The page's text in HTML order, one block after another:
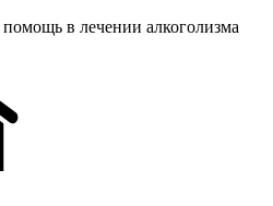
помощь в лечении алкоголизма